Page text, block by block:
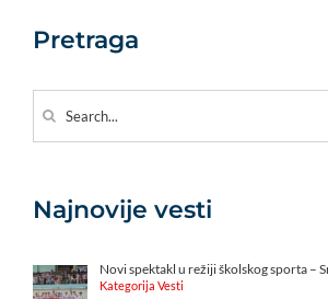
Pretraga
for:
Najnovije vesti
Novi spektakl u režiji školskog sporta –
Kategorija Vesti